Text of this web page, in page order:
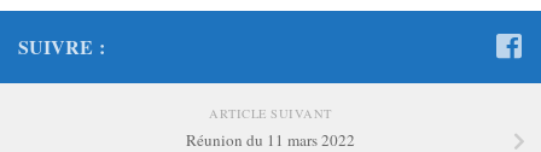
SUIVRE :
ARTICLE SUIVANT
Réunion du 11 mars 2022